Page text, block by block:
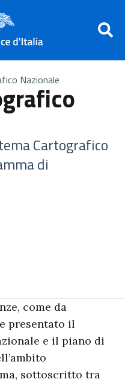
Nazionale
Cartografico
di
come da
presentato il
e il piano di
sottoscritto tra